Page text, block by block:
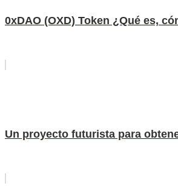
0xDAO (OXD) Token ¿Qué es,
Un proyecto futurista para